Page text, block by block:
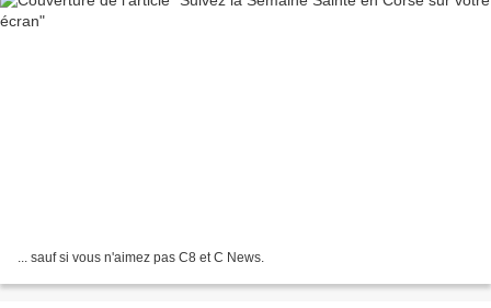
... sauf si vous n'aimez pas C8 et C News.